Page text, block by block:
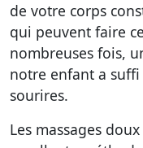
de votre corps
qui peuvent faire
nombreuses fois,
notre enfant a
sourires.
Les massages